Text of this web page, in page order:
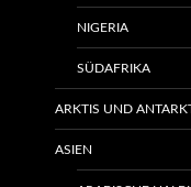
NIGERIA
SÜDAFRIKA
ARKTIS UND
ASIEN